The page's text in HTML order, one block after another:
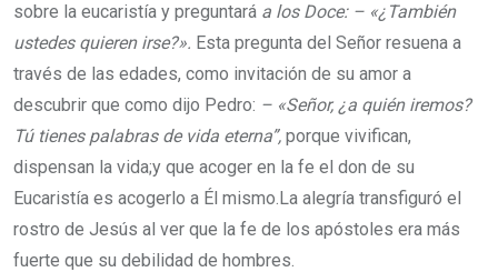
sobre la eucaristía y preguntará a los Doce: – «¿También
ustedes quieren irse?». Esta pregunta del Señor resuena a
través de las edades, como invitación de su amor a
descubrir que como dijo Pedro: – «Señor, ¿a quién iremos?
Tú tienes palabras de vida eterna”, porque vivifican,
dispensan la vida;y que acoger en la fe el don de su
Eucaristía es acogerlo a Él mismo.La alegría transfiguró el
rostro de Jesús al ver que la fe de los apóstoles era más
fuerte que su debilidad de hombres.